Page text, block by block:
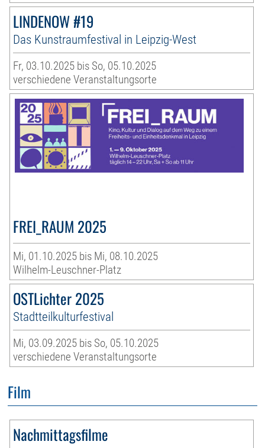
LINDENOW #19
Das Kunstraumfestival in Leipzig-West
Fr, 03.10.2025 bis So, 05.10.2025
verschiedene Veranstaltungsorte
FREI_RAUM 2025
Mi, 01.10.2025 bis Mi, 08.10.2025
Wilhelm-Leuschner-Platz
OSTLichter 2025
Stadtteilkulturfestival
Mi, 03.09.2025 bis So, 05.10.2025
verschiedene Veranstaltungsorte
Film
Nachmittagsfilme